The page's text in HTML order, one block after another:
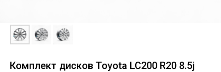
Комплект дисков Toyota LC200 R20 8.5j